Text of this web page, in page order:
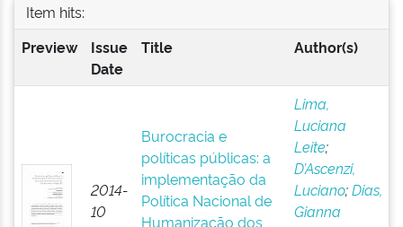
Item hits:
Preview
Issue
Date
Title Author(s)
2014-
10
Burocracia e
políticas públicas: a
implementação da
Política Nacional de
Humanização dos
Lima,
Luciana
Leite;
D’Ascenzi,
Luciano;Dias,
Gianna